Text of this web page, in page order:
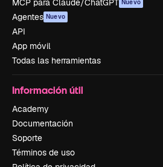
MCP para Claude/ChatGPT Nuevo
Agentes Nuevo
API
App móvil
Todas las herramientas
Información útil
Academy
Documentación
Soporte
Términos de uso